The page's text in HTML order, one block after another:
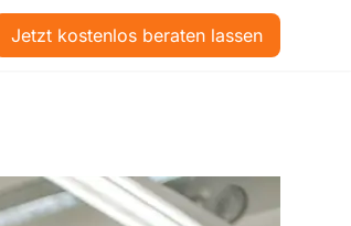
Jetzt kostenlos beraten lassen